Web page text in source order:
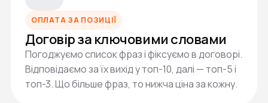
ОПЛАТА ЗА ПОЗИЦІЇ
Договір за ключовими словами
Погоджуємо список фраз і фіксуємо в договорі.
Відповідаємо за їх вихід у топ-10, далі — топ-5 і
топ-3. Що більше фраз, то нижча ціна за кожну.